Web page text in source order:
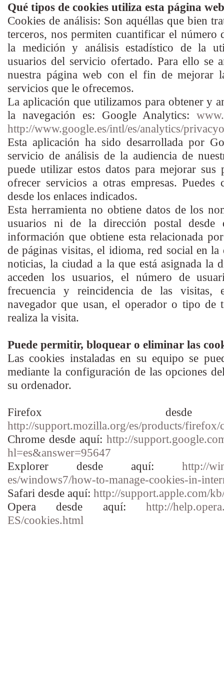
Qué tipos de cookies utiliza esta página
Cookies de análisis: Son aquéllas que bien
terceros, nos permiten cuantificar el número
la medición y análisis estadístico de la
usuarios del servicio ofertado. Para ello se
nuestra página web con el fin de mejorar
servicios que le ofrecemos.
La aplicación que utilizamos para obtener y
la navegación es: Google Analytics:
http://www.google.es/intl/es/analytics/
Esta aplicación ha sido desarrollada por
servicio de análisis de la audiencia de
puede utilizar estos datos para mejorar
ofrecer servicios a otras empresas. Puedes
desde los enlaces indicados.
Esta herramienta no obtiene datos de los
usuarios ni de la dirección postal desde
información que obtiene esta relacionada
de páginas visitas, el idioma, red social en la
noticias, la ciudad a la que está asignada la
acceden los usuarios, el número de
frecuencia y reincidencia de las
navegador que usan, el operador o tipo de
realiza la visita.
Puede permitir, bloquear o eliminar las
Las cookies instaladas en su equipo se
mediante la configuración de las opciones
su ordenador.
Firefox
http://support.mozilla.org/es/products/firefox/
Chrome desde aquí: http://
hl=es&answer=95647
Explorer desde aquí: http://
es/windows7/how-to-manage-cookies-in-
Safari desde aquí: http://support.apple.com/
Opera desde aquí: http://
ES/cookies.html